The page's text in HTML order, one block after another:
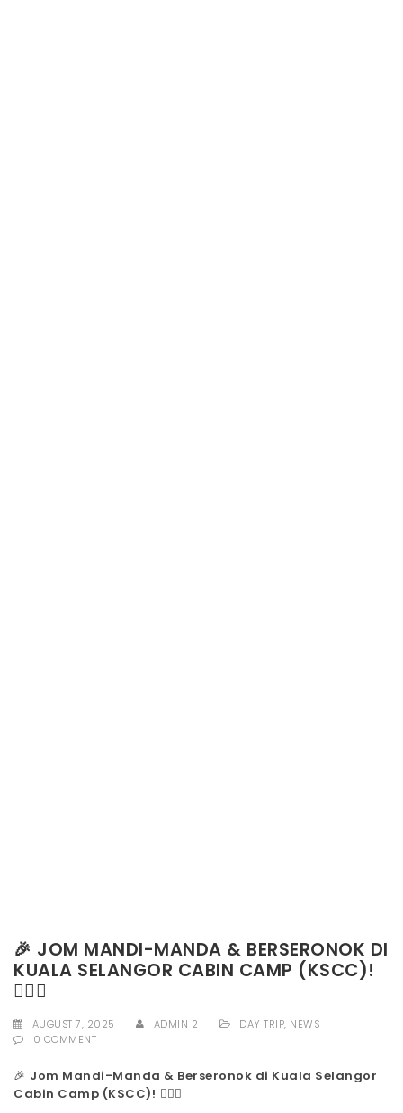
🎉 JOM MANDI-MANDA & BERSERONOK DI
KUALA SELANGOR CABIN CAMP (KSCC)!
🏊‍♂️🐾
AUGUST 7, 2025 ADMIN 2 DAY TRIP, NEWS
0 COMMENT
🎉 Jom Mandi-Manda & Berseronok di Kuala Selangor
Cabin Camp (KSCC)! 🏊‍♂️🐾